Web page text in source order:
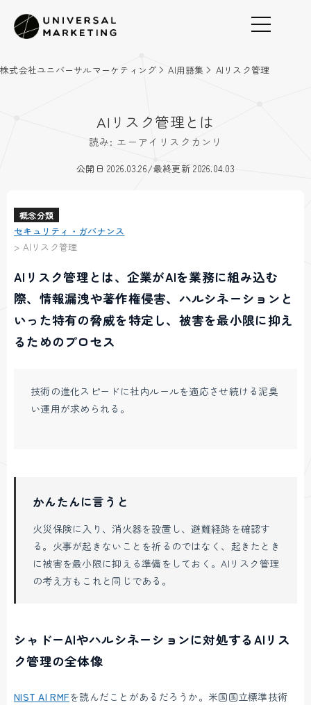
株式会社ユニバーサルマーケティング AI用語集 AIリスク管理
AIリスク管理とは
読み: エーアイリスクカンリ
公開日 2026.03.26/最終更新 2026.04.03
概念分類
セキュリティ・ガバナンス
> AIリスク管理
AIリスク管理とは、企業がAIを業務に組み込む
際、情報漏洩や著作権侵害、ハルシネーションと
いった特有の脅威を特定し、被害を最小限に抑え
るためのプロセス
技術の進化スピードに社内ルールを適応させ続ける泥臭
い運用が求められる。
かんたんに言うと
火災保険に入り、消火器を設置し、避難経路を確認す
る。火事が起きないことを祈るのではなく、起きたとき
に被害を最小限に抑える準備をしておく。AIリスク管理
の考え方もこれと同じである。
シャドーAIやハルシネーションに対処するAIリス
ク管理の全体像
NIST AI RMFを読んだことがあるだろうか。米国国立標準技術